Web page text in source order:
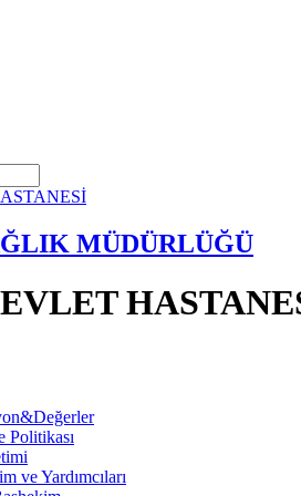
MÜDÜRLÜĞÜ
Politikası
ve Yardımcıları